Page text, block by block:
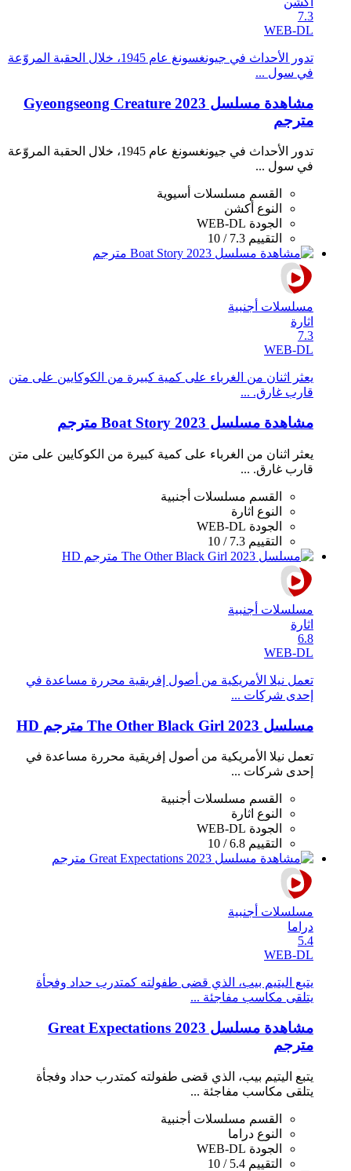
7.3
WEB-DL
تدور الأحداث في جيونغسونغ عام 1945، خلال الحقبة المروّعة
في سول ...
مشاهدة مسلسل Gyeongseong Creature 2023
مترجم
تدور الأحداث في جيونغسونغ عام 1945، خلال الحقبة المروّعة
في سول ...
القسم مسلسلات أسيوية
النوع أكشن
الجودة WEB-DL
التقييم 7.3 / 10
مسلسلات أجنبية
اثارة
7.3
WEB-DL
يعثر اثنان من الغرباء على كمية كبيرة من الكوكايين على متن
قارب غارق. ...
مشاهدة مسلسل Boat Story 2023 مترجم
يعثر اثنان من الغرباء على كمية كبيرة من الكوكايين على متن
قارب غارق. ...
القسم مسلسلات أجنبية
النوع اثارة
الجودة WEB-DL
التقييم 7.3 / 10
مسلسلات أجنبية
اثارة
6.8
WEB-DL
تعمل نيلا الأمريكية من أصول إفريقية محررة مساعدة في
إحدى شركات ...
مسلسل The Other Black Girl 2023 مترجم HD
تعمل نيلا الأمريكية من أصول إفريقية محررة مساعدة في
إحدى شركات ...
القسم مسلسلات أجنبية
النوع اثارة
الجودة WEB-DL
التقييم 6.8 / 10
مسلسلات أجنبية
دراما
5.4
WEB-DL
يتبع اليتيم بيب، الذي قضى طفولته كمتدرب حداد وفجأة
يتلقى مكاسب مفاجئة ...
مشاهدة مسلسل Great Expectations 2023
مترجم
يتبع اليتيم بيب، الذي قضى طفولته كمتدرب حداد وفجأة
يتلقى مكاسب مفاجئة ...
القسم مسلسلات أجنبية
النوع دراما
الجودة WEB-DL
التقييم 5.4 / 10